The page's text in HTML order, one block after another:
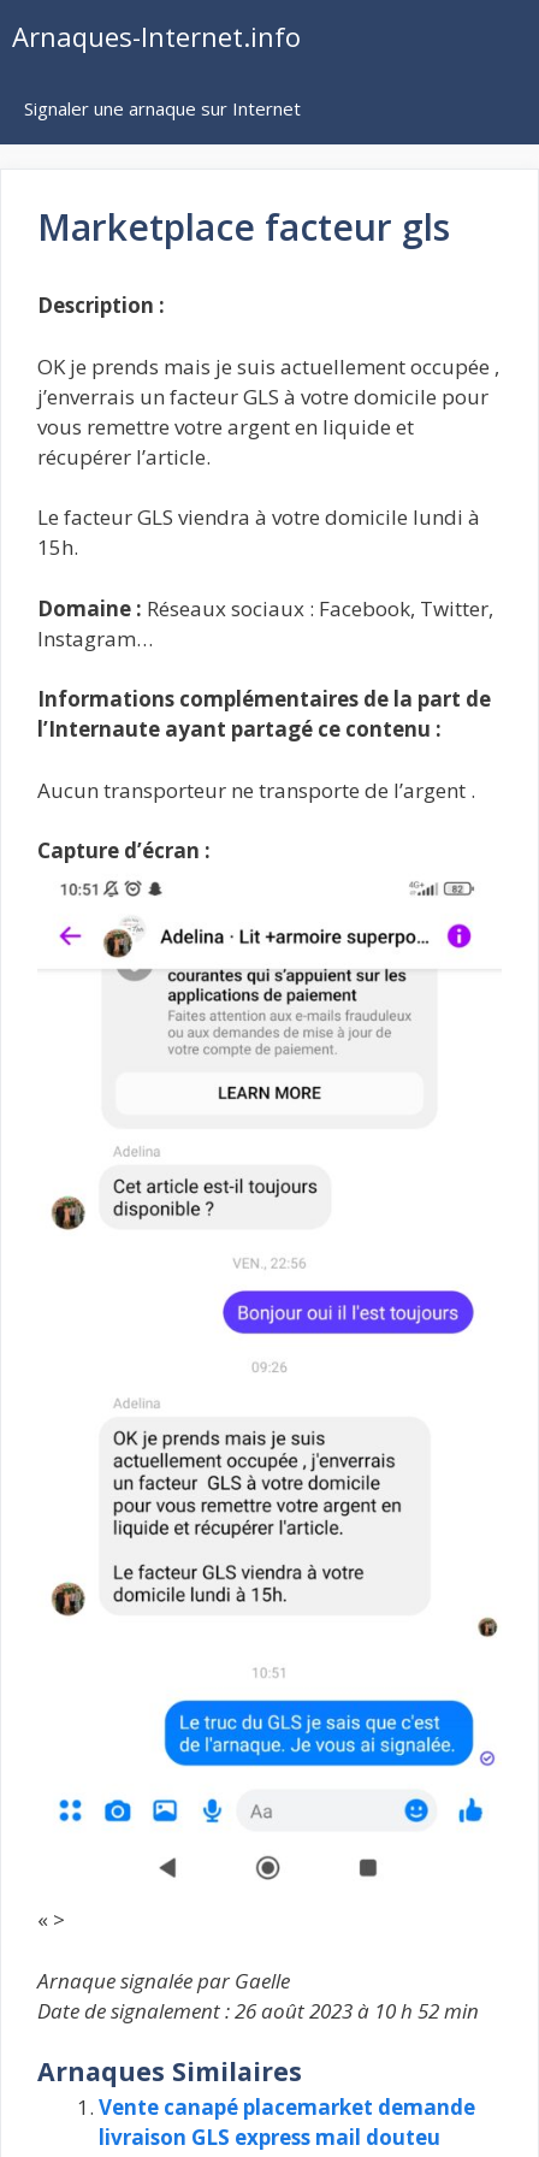
auArnaques-Internet.info
Signaler une arnaque sur Internet
Marketplace facteur gls
Description :
OK je prends mais je suis actuellement occupée ,
j’enverrais un facteur GLS à votre domicile pour
vous remettre votre argent en liquide et
récupérer l’article.
Le facteur GLS viendra à votre domicile lundi à
15h.
Domaine : Réseaux sociaux : Facebook, Twitter,
Instagram…
Informations complémentaires de la part de
l’Internaute ayant partagé ce contenu :
Aucun transporteur ne transporte de l’argent .
Capture d’écran :
« >
Arnaque signalée par Gaelle
Date de signalement : 26 août 2023 à 10 h 52 min
Arnaques Similaires
Vente canapé placemarket demande
livraison GLS express mail douteu